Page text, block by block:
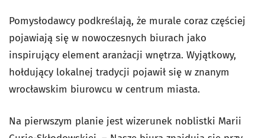
Pomysłodawcy podkreślają, że murale coraz częściej
pojawiają się w nowoczesnych biurach jako
inspirujący element aranżacji wnętrza. Wyjątkowy,
hołdujący lokalnej tradycji pojawił się w znanym
wrocławskim biurowcu w centrum miasta.
Na pierwszym planie jest wizerunek noblistki Marii